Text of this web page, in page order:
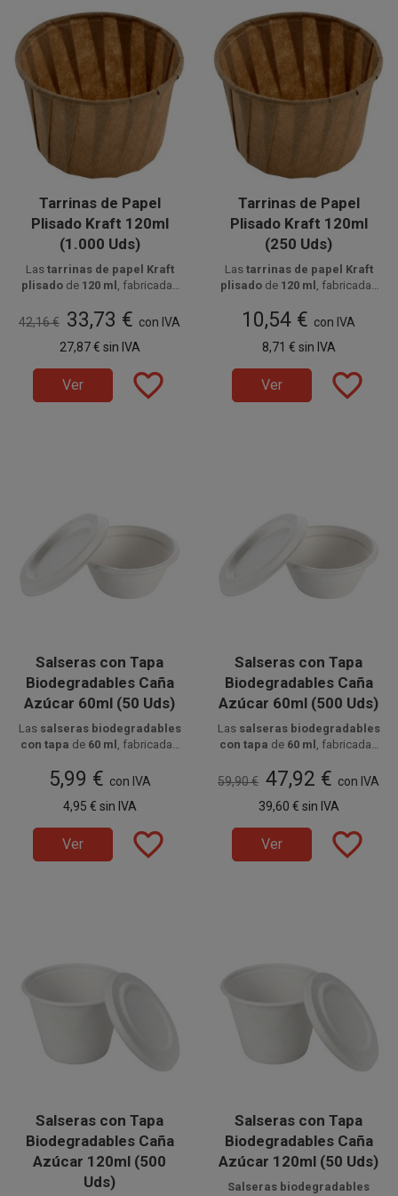
Tarrinas de Papel
Plisado Kraft 120ml
(1.000 Uds)
Las tarrinas de papel Kraft
plisadode 120 ml , fabricadas
antigrasa, son aptas para
alimentos fríos y calientes
ideales para salsas, postres y
aperitivos.
de 1000 unidades, distribuidas
en 4 paquetes de 250 unidades.
42,16 € 33,73 € con IVA
27,87 € sin IVA
Ver favorite_border
Tarrinas de Papel
Plisado Kraft 120ml
(250 Uds)
Las tarrinas de papel Kraft
plisadode 120 ml , fabricadas
antigrasa, son aptas para
alimentos fríos y calientes
ideales para salsas, postres y
aperitivos.
paquetes de 250 unidades.
10,54 € con IVA
8,71 € sin IVA
Ver favorite_border
Salseras con Tapa
Biodegradables Caña
Azúcar 60ml (50 Uds)
Las salseras biodegradables
con tapa de 60 ml
, fabricadas
compostable , son ideales para
servir salsas y líquidos en
catering, eventos y servicios
paquetes de 50 unidades.
5,99 € con IVA
4,95 € sin IVA
Ver favorite_border
Salseras con Tapa
Biodegradables Caña
Azúcar 60ml (500 Uds)
Las salseras biodegradables
con tapa de 60 ml
, fabricadas
compostable , son ideales para
servir salsas y líquidos en
catering, eventos y servicios
sostenible.
unidades, distribuidas en 10
paquetes de 50 unidades.
59,90 € 47,92 € con IVA
39,60 € sin IVA
Ver favorite_border
Salseras con Tapa
Biodegradables Caña
Azúcar 120ml (500
Uds)
Salseras con Tapa
Biodegradables Caña
Azúcar 120ml (50 Uds)
Salseras biodegradables